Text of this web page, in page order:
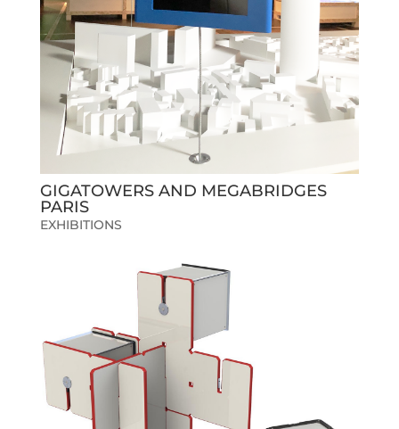
GIGATOWERS AND MEGABRIDGES
PARIS
EXHIBITIONS